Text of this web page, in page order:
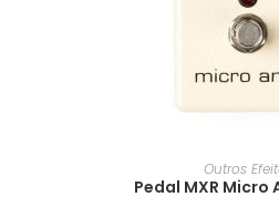
Outros
Pedal MXR Micro